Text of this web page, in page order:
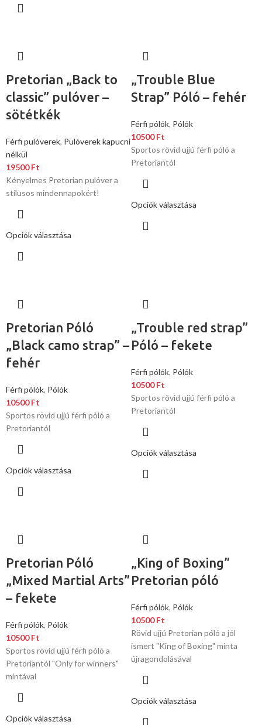
Pretorian „Back to
classic” pulóver –
sötétkék
Férfi pulóverek, Pulóverek kapucni
nélkül
19500Ft
Kényelmes Pretorian pulóver a
stílusos mindennapokért!
Opciók választása
„Trouble Blue
Strap” Póló – fehér
Férfi pólók, Pólók
10500Ft
Sportos rövid ujjú férfi póló a
Pretoriantól
Opciók választása
Pretorian Póló
„Black camo strap” –
fehér
Férfi pólók, Pólók
10500Ft
Sportos rövid ujjú férfi póló a
Pretoriantól
Opciók választása
„Trouble red strap”
Póló – fekete
Férfi pólók, Pólók
10500Ft
Sportos rövid ujjú férfi póló a
Pretoriantól
Opciók választása
Pretorian Póló
„Mixed Martial Arts”
– fekete
Férfi pólók, Pólók
10500Ft
Sportos rövid ujjú férfi póló a
Pretoriantól "Only for winners"
mintával
Opciók választása
„King of Boxing”
Pretorian póló
Férfi pólók, Pólók
10500Ft
Rövid ujjú Pretorian póló a jól
ismert "King of Boxing" minta
újragondolásával
Opciók választása